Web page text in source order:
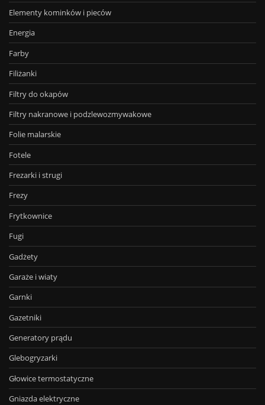
Elementy kominków i pieców
Energia
Farby
Filiżanki
Filtry do okapów
Filtry nakranowe i podzlewozmywakowe
Folie malarskie
Fotele
Frezarki i strugi
Frezy
Frytkownice
Fugi
Gadżety
Garaże i wiaty
Garnki
Gazetniki
Generatory prądu
Glebogryzarki
Głowice termostatyczne
Gniazda elektryczne